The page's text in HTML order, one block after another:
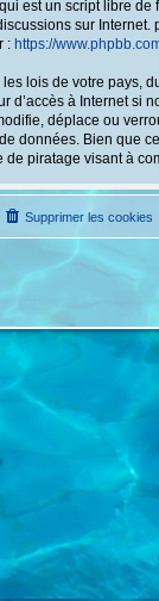
est un script libre de
sur Internet.
: https://
lois de votre pays,
d’accès à Internet si
déplace ou
données. Bien que
piratage visant à
Supprimer les cookies